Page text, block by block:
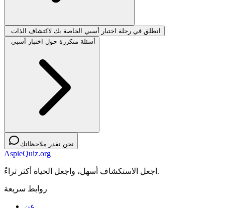
انطلق في رحلة اختبار أسبي الخاصة بك لاكتشاف الذات
أسئلة متكررة حول اختبار أسبي
نحن نقدر ملاحظاتك
AspieQuiz.org
اجعل الاستكشاف أسهل، واجعل الحياة أكثر ثراءً.
روابط سريعة
عن